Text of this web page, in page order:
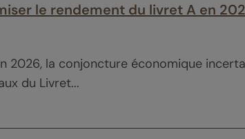
le rendement du livret A en
2026, la conjoncture économique
du Livret...